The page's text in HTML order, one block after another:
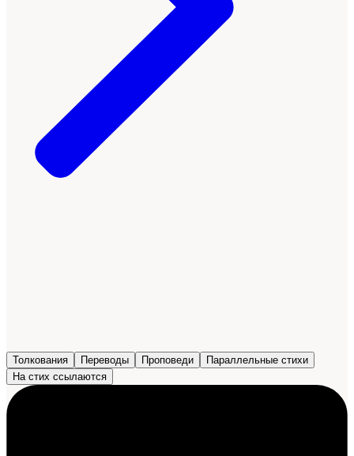
Толкования Переводы Проповеди
Параллельные стихи
На стих ссылаются